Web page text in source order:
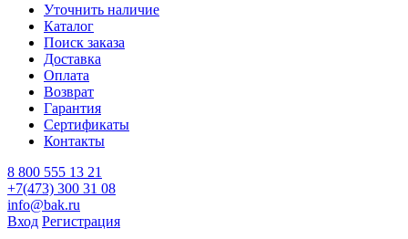
Уточнить наличие
Каталог
Поиск заказа
Доставка
Оплата
Возврат
Гарантия
Сертификаты
Контакты
8 800 555 13 21
+7(473) 300 31 08
info@bak.ru
Вход Регистрация